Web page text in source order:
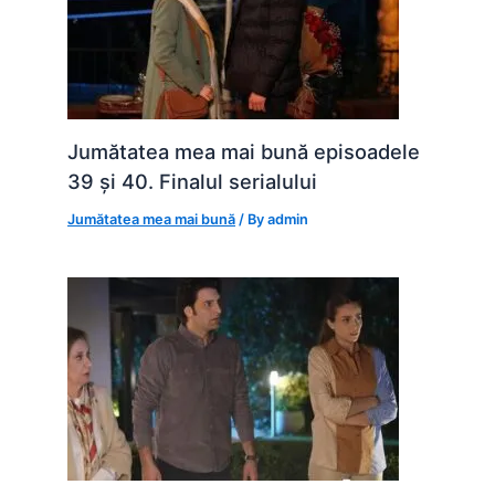
Jumătatea mea mai bună episoadele
39 și 40. Finalul serialului
Jumătatea mea mai bună / Byadmin